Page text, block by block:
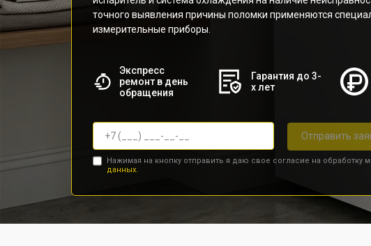
точного выявления причины поломки применяются
измерительные приборы.
Экспресс
ремонт в день
обращения
Гарантия до 3-
х лет
Отправить
Нажимая на кнопку отправить я даю свое согласие на обработку
данных.